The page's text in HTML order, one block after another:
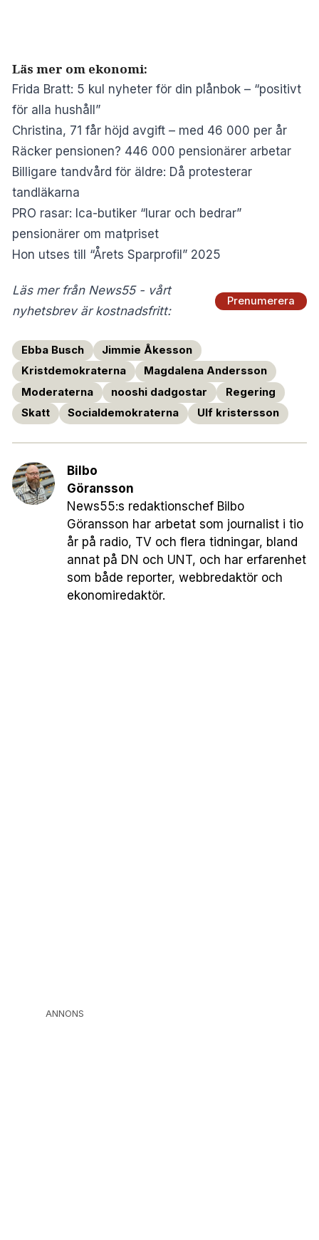
Läs mer om ekonomi:
Frida Bratt: 5 kul nyheter för din plånbok – “positivt
för alla hushåll”
Christina, 71 får höjd avgift – med 46 000 per år
Räcker pensionen? 446 000 pensionärer arbetar
Billigare tandvård för äldre: Då protesterar
tandläkarna
PRO rasar: Ica-butiker “lurar och bedrar”
pensionärer om matpriset
Hon utses till “Årets Sparprofil” 2025
Läs mer från News55 - vårt
nyhetsbrev är kostnadsfritt:
Prenumerera
Ebba Busch
Jimmie Åkesson
Kristdemokraterna
Magdalena Andersson
Moderaterna
nooshi dadgostar
Regering
Skatt
Socialdemokraterna Ulf kristersson
Bilbo
Göransson
News55:s redaktionschef Bilbo
Göransson har arbetat som journalist i tio
år på radio, TV och flera tidningar, bland
annat på DN och UNT, och har erfarenhet
som både reporter, webbredaktör och
ekonomiredaktör.
ANNONS